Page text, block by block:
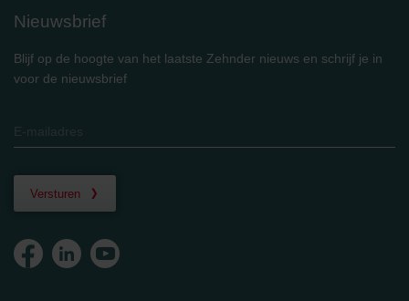
Nieuwsbrief
Blijf op de hoogte van het laatste Zehnder nieuws en schrijf je in
voor de nieuwsbrief
Versturen